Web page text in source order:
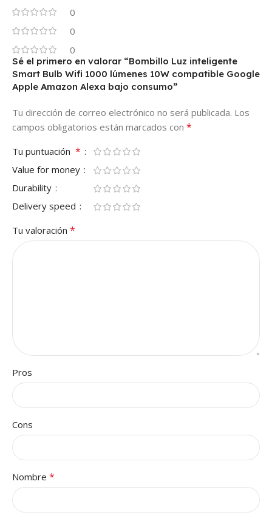
0
0
0
Sé el primero en valorar “Bombillo Luz inteligente
Smart Bulb Wifi 1000 lúmenes 10W compatible Google
Apple Amazon Alexa bajo consumo”
Tu dirección de correo electrónico no será publicada. Los
campos obligatorios están marcados con *
Tu puntuación *
Value for money
Durability
Delivery speed
Tu valoración *
Pros
Cons
Nombre *